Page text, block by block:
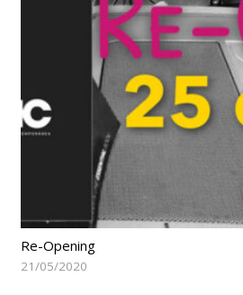
Re-Opening
21/05/2020